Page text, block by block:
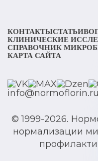
КОНТАКТЫСТАТЬИ
КЛИНИЧЕСКИЕ
СПРАВОЧНИК
КАРТА САЙТА
info@normoflorin.ru
© 1999-2026.
нормализации